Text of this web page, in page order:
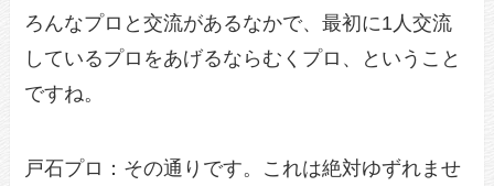
ろんなプロと交流があるなかで、最初に1人交流
しているプロをあげるならむくプロ、ということ
ですね。
戸石プロ：その通りです。これは絶対ゆずれませ